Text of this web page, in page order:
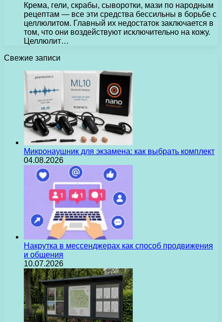
Крема, гели, скрабы, сыворотки, мази по народным
рецептам — все эти средства бессильны в борьбе с
целлюлитом. Главный их недостаток заключается в
том, что они воздействуют исключительно на кожу.
Целлюлит…
Свежие записи
Микронаушник для экзамена: как выбрать комплект
04.08.2026
Накрутка в мессенджерах как способ продвижения
и общения
10.07.2026